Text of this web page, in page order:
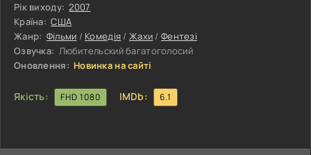
прославився роллю безстрашного борця зі злом у
культовому фільмі Evil Dead. Для жителів міста він
здається ідеальним героєм, здатним самотужки знищити
чудовиськ і врятувати всіх від загибелі. Та проблема в
тому, що в
Рік виходу: 2007
Країна: США
Жанр: Фільми / Комедія /Жахи / Фентезі
Озвучка: Любительский багатоголосий
Оновлення: Новинка на сайті
Якість: FHD 1080 IMDb: 6.1